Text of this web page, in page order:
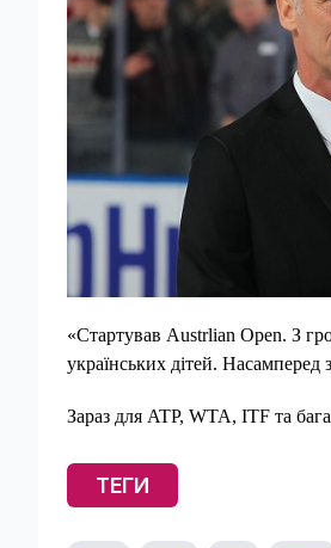
«Стартував Austrlian Open. З
українських дітей.
Зараз для ATP, WTA, ITF та
ТЕГИ